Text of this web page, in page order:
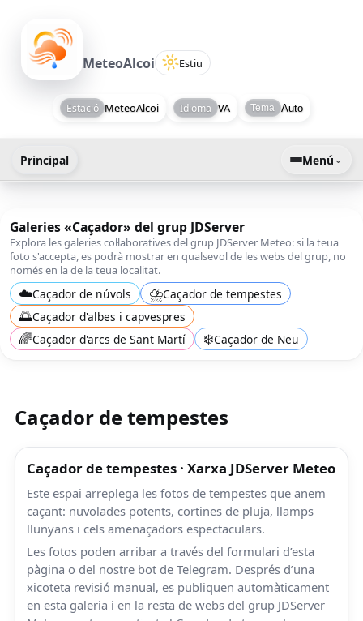
MeteoAlcoi Estiu
Estació MeteoAlcoi Idioma VA Tema Auto
Principal Menú ⌄
Galeries «Caçador» del grup JDServer
Explora les galeries col·laboratives del grup JDServer Meteo: si la teua
foto s'accepta, es podrà mostrar en qualsevol de les webs del grup, no
només en la de la teua localitat.
☁️Caçador de núvols ⛈️Caçador de tempestes
🌅Caçador d'albes i capvespres
🌈Caçador d'arcs de Sant Martí ❄️Caçador de Neu
Caçador de tempestes
Caçador de tempestes · Xarxa JDServer Meteo
Este espai arreplega les fotos de tempestes que anem
caçant: nuvolades potents, cortines de pluja, llamps
llunyans i cels amenaçadors espectaculars.
Les fotos poden arribar a través del formulari d’esta
pàgina o del nostre bot de Telegram. Després d’una
xicoteta revisió manual, es publiquen automàticament
en esta galeria i en la resta de webs del grup JDServer